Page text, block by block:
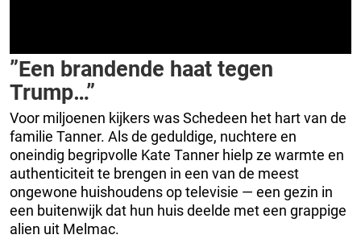
”Een brandende haat tegen
Trump…”
Voor miljoenen kijkers was Schedeen het hart van de
familie Tanner. Als de geduldige, nuchtere en
oneindig begripvolle Kate Tanner hielp ze warmte en
authenticiteit te brengen in een van de meest
ongewone huishoudens op televisie — een gezin in
een buitenwijk dat hun huis deelde met een grappige
alien uit Melmac.